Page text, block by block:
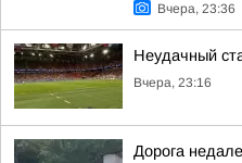
Вчера, 23:36
Неудачный
Вчера, 23:16
Дорога